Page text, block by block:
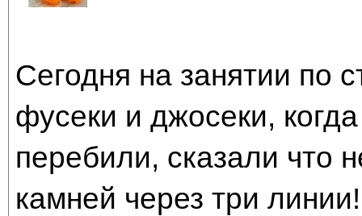
Сегодня на занятии по
фусеки и джосеки,
перебили, сказали что
камней через три